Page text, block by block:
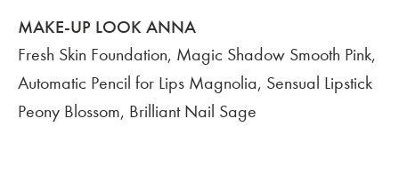
MAKE-UP LOOK ANNA
Fresh Skin Foundation, Magic Shadow Smooth Pink,
Automatic Pencil for Lips Magnolia, Sensual Lipstick
Peony Blossom, Brilliant Nail Sage